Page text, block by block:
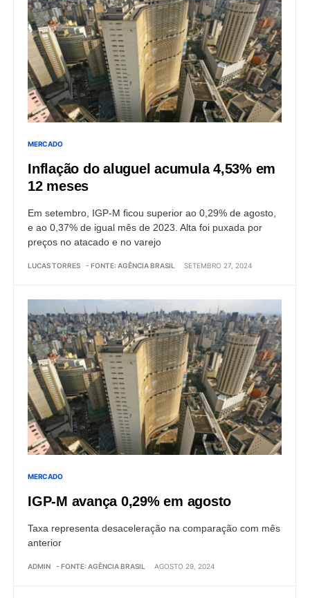
MERCADO
Inflação do aluguel acumula 4,53% em
12 meses
Em setembro, IGP-M ficou superior ao 0,29% de agosto,
e ao 0,37% de igual mês de 2023. Alta foi puxada por
preços no atacado e no varejo
LUCAS TORRES - FONTE: AGÊNCIA BRASIL SETEMBRO 27, 2024
MERCADO
IGP-M avança 0,29% em agosto
Taxa representa desaceleração na comparação com mês
anterior
ADMIN - FONTE: AGÊNCIA BRASIL AGOSTO 29, 2024